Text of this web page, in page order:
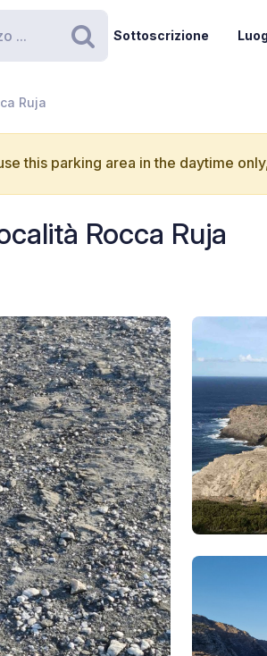
Ricerca
Sottoscrizione
Ruja
this parking area in the daytime
Rocca Ruja